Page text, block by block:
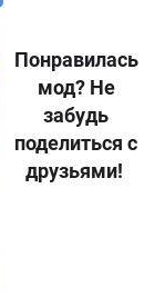
Понравилась
мод? Не
забудь
поделиться с
друзьями!